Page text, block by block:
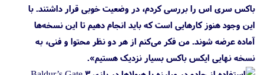
باکس سری اس را بررسی کردم، در وضعیت خوبی قرار داشتند. با
این وجود هنوز کارهایی است که باید انجام دهیم تا این نسخه‌ها
آماده عرضه شوند. من فکر می‌کنم از هر دو نظر محتوا و فنی، به
نسخه نهایی ایکس باکس بسیار نزدیک هستیم».